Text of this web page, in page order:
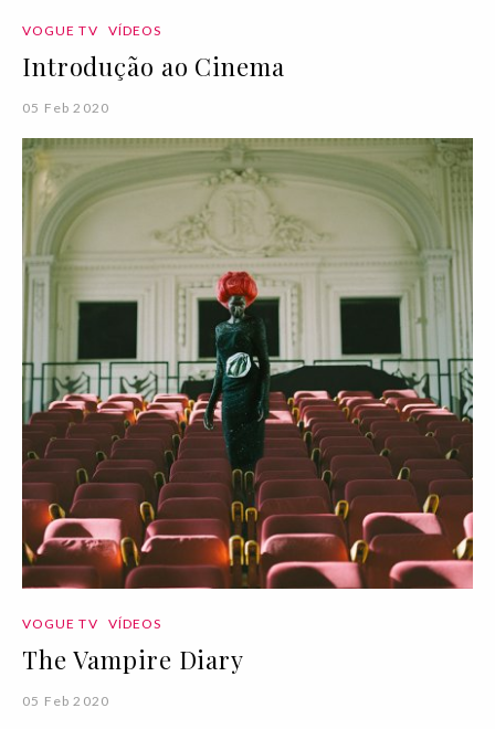
VOGUE TV VÍDEOS
Introdução ao Cinema
05 Feb 2020
VOGUE TV VÍDEOS
The Vampire Diary
05 Feb 2020